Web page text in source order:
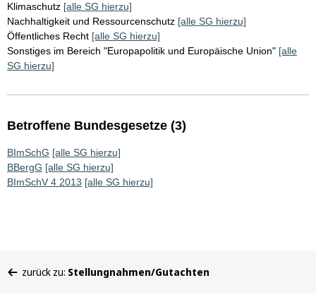
Klimaschutz [alle SG hierzu]
Nachhaltigkeit und Ressourcenschutz [alle SG hierzu]
Öffentliches Recht [alle SG hierzu]
Sonstiges im Bereich "Europapolitik und Europäische Union" [alle
SG hierzu]
Betroffene Bundesgesetze (3)
BImSchG [alle SG hierzu]
BBergG [alle SG hierzu]
BImSchV 4 2013 [alle SG hierzu]
befinden
zurück zu: Stellungnahmen/Gutachten